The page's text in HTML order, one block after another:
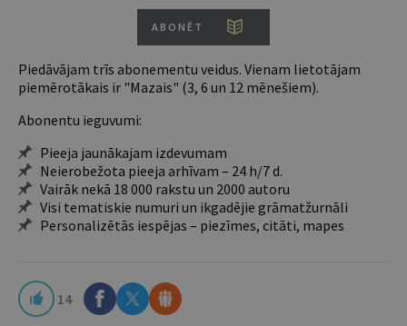
ABONĒT
Piedāvājam trīs abonementu veidus. Vienam lietotājam
piemērotākais ir "Mazais" (3, 6 un 12 mēnešiem).
Abonentu ieguvumi:
Pieeja jaunākajam izdevumam
Neierobežota pieeja arhīvam – 24 h/7 d.
Vairāk nekā 18 000 rakstu un 2000 autoru
Visi tematiskie numuri un ikgadējie grāmatžurnāli
Personalizētās iespējas – piezīmes, citāti, mapes
14